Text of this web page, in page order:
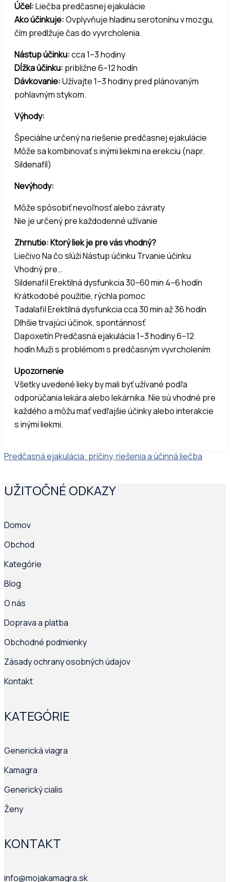
Účel:Liečba predčasnej ejakulácie
Ako účinkuje:Ovplyvňuje hladinu serotonínu v mozgu,
čím predlžuje čas do vyvrcholenia.
Nástup účinku:cca 1–3 hodiny
Dĺžka účinku: približne 6–12 hodín
Dávkovanie:Užívajte 1–3 hodiny pred plánovaným
pohlavným stykom.
Výhody:
Špeciálne určený na riešenie predčasnej ejakulácie
Môže sa kombinovať s inými liekmi na erekciu (napr.
Sildenafíl)
Nevýhody:
Môže spôsobiť nevoľnosť alebo závraty
Nie je určený pre každodenné užívanie
Zhrnutie: Ktorý liek je pre vás vhodný?
Liečivo Na čo slúži Nástup účinku Trvanie účinku
Vhodný pre…
Sildenafil Erektilná dysfunkcia 30–60 min 4–6 hodín
Krátkodobé použitie, rýchla pomoc
Tadalafil Erektilná dysfunkcia cca 30 min až 36 hodín
Dlhšie trvajúci účinok, spontánnosť
Dapoxetín Predčasná ejakulácia 1–3 hodiny 6–12
hodín Muži s problémom s predčasným vyvrcholením
Upozornenie
Všetky uvedené lieky by mali byť užívané podľa
odporúčania lekára alebo lekárnika. Nie sú vhodné pre
každého a môžu mať vedľajšie účinky alebo interakcie
s inými liekmi.
Post
Predčasná ejakulácia: príčiny, riešenia a účinná liečba
UŽITOČNÉ ODKAZY
Domov
Obchod
Kategórie
Blog
O nás
Doprava a platba
Obchodné podmienky
Zásady ochrany osobných údajov
Kontakt
KATEGÓRIE
Generická viagra
Kamagra
Generický cialis
Ženy
KONTAKT
info@mojakamagra.sk